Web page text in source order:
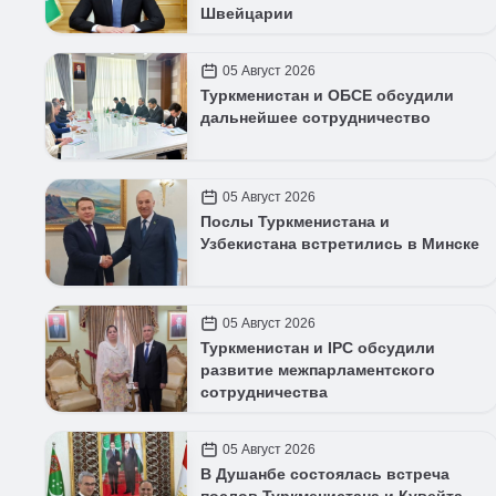
Швейцарии
05 Август 2026
Туркменистан и ОБСЕ обсудили
дальнейшее сотрудничество
05 Август 2026
Послы Туркменистана и
Узбекистана встретились в Минске
05 Август 2026
Туркменистан и IPC обсудили
развитие межпарламентского
сотрудничества
05 Август 2026
В Душанбе состоялась встреча